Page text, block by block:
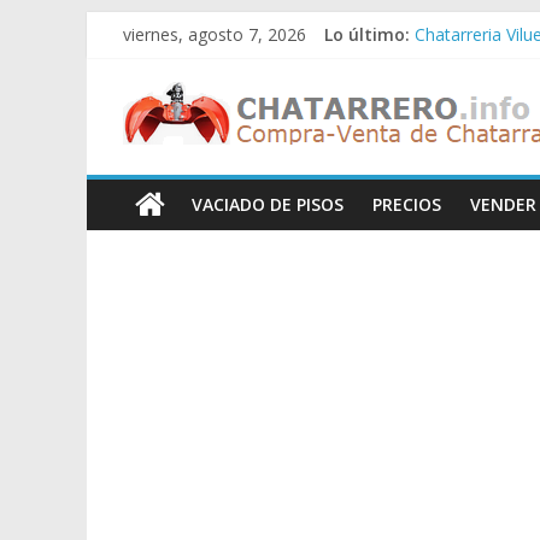
Saltar
contenido
viernes, agosto 7, 2026 Lo último: Chatarreria
Chatarreria
Chatarreria
Chatarreros
–
Precio
VACIADO DE PISOS PRECIOS